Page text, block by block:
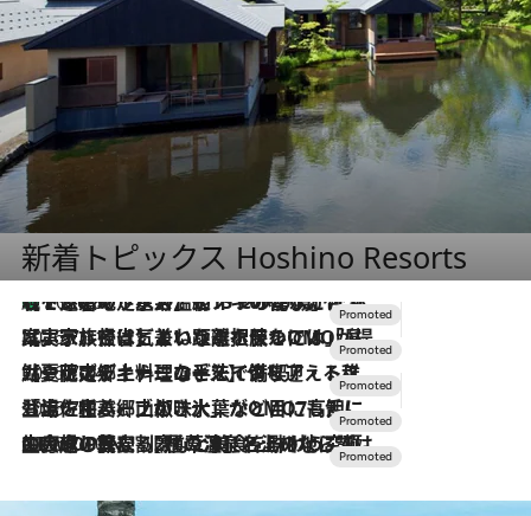
新着トピックス Hoshino Resorts
2026.8.7
【トンボの足水浴】ヒノキの香りに包まれて涼感マックス！約13℃の湧水かけ流しを避暑地「星野温泉 トンボの湯」で体験
2026.7.31
【ホテル帰省】という選択肢をOMOが提案。家族とほどよい距離を保つには「昼は実家、夜は気兼ねなくホテルで！」
2026.7.24
【夏限定ディナーコース】旬を迎える稚鮎や花ズッキーニなどをイタリア・トスカーナの郷土料理の手法で満喫！
2026.7.17
「土佐和ハーブかき氷」がOMO7高知に登場！生姜、山椒、大葉など目にも舌にも涼を呼ぶ郷土の味
2026.7.10
NEW OPEN！【界 草津】名湯の地に誕生。趣の異なる2種の温泉と上州ならではの会席・蕎麦割烹など美食を味わう究極の癒やし旅